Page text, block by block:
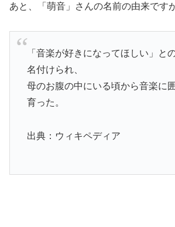
あと、「萌音」さんの名前の由来ですが
「音楽が好きになってほしい」と
名付けられ、
母のお腹の中にいる頃から音楽に
育った。
出典：ウィキペディア